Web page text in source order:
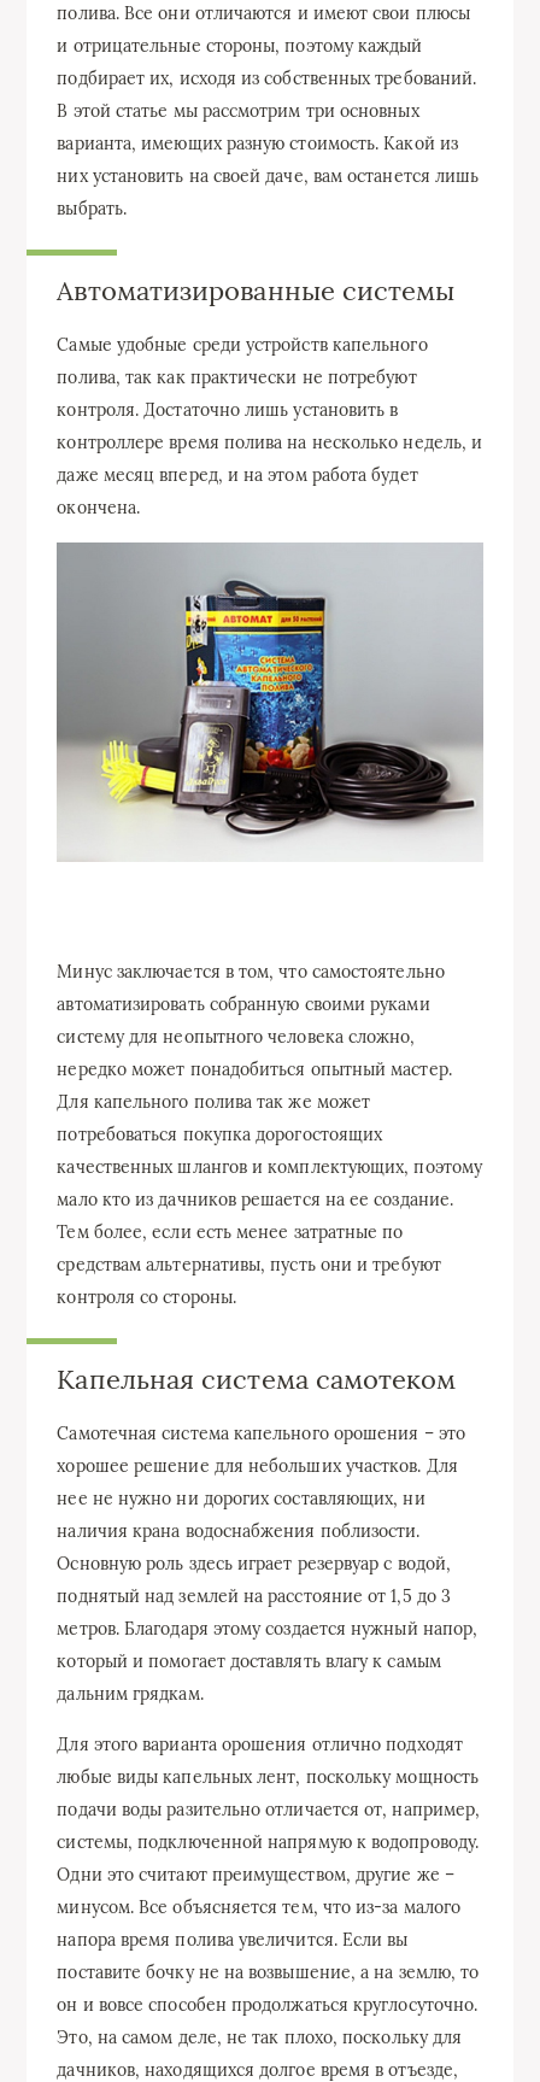
полива. Все они отличаются и имеют свои плюсы
и отрицательные стороны, поэтому каждый
подбирает их, исходя из собственных требований.
В этой статье мы рассмотрим три основных
варианта, имеющих разную стоимость. Какой из
них установить на своей даче, вам останется лишь
выбрать.
Автоматизированные системы
Самые удобные среди устройств капельного
полива, так как практически не потребуют
контроля. Достаточно лишь установить в
контроллере время полива на несколько недель, и
даже месяц вперед, и на этом работа будет
окончена.
Минус заключается в том, что самостоятельно
автоматизировать собранную своими руками
систему для неопытного человека сложно,
нередко может понадобиться опытный мастер.
Для капельного полива так же может
потребоваться покупка дорогостоящих
качественных шлангов и комплектующих, поэтому
мало кто из дачников решается на ее создание.
Тем более, если есть менее затратные по
средствам альтернативы, пусть они и требуют
контроля со стороны.
Капельная система самотеком
Самотечная система капельного орошения – это
хорошее решение для небольших участков. Для
нее не нужно ни дорогих составляющих, ни
наличия крана водоснабжения поблизости.
Основную роль здесь играет резервуар с водой,
поднятый над землей на расстояние от 1,5 до 3
метров. Благодаря этому создается нужный напор,
который и помогает доставлять влагу к самым
дальним грядкам.
Для этого варианта орошения отлично подходят
любые виды капельных лент, поскольку мощность
подачи воды разительно отличается от, например,
системы, подключенной напрямую к водопроводу.
Одни это считают преимуществом, другие же –
минусом. Все объясняется тем, что из-за малого
напора время полива увеличится. Если вы
поставите бочку не на возвышение, а на землю, то
он и вовсе способен продолжаться круглосуточно.
Это, на самом деле, не так плохо, поскольку для
дачников, находящихся долгое время в отъезде,